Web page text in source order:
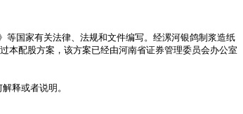
配股方案，该方案已经由河南省证券管理委员会办公室